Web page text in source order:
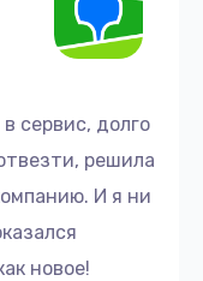
сервис, долго
решила
И я ни
новое!